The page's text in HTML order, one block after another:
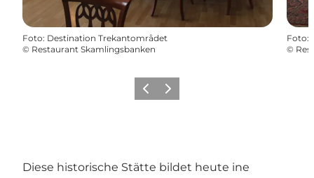
Foto: Destination Trekantområdet
© Restaurant Skamlingsbanken
Foto:
©
ZurückWeiter
Diese historische Stätte bildet heute ine